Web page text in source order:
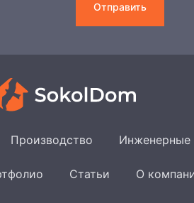
Отправить
Производство Инженерные
Статьи О